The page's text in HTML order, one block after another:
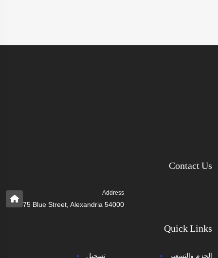
Contact Us
Address
75 Blue Street, Alexandria 54000
Quick Links
تسجيل الحزم والتسعير